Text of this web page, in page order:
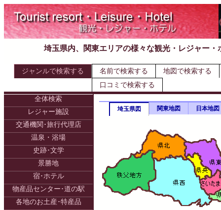
埼玉県内、関東エリアの様々な観光・レジャー
ジャンルで検索する 名前で検索する
地図で検索する
口コミで検索する
全体検索
レジャー施設
交通機関･旅行代理店
温泉・浴場
史跡･文学
景勝地
宿･ホテル
物産品センター･道の駅
各地のお土産･特産品
埼玉県図 関東地図 日本地図